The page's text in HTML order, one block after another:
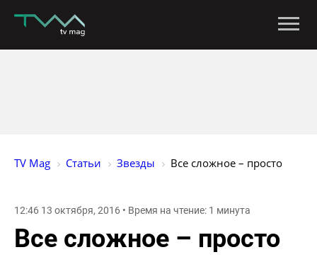
TV Mag Статьи Звезды Все сложное – просто
12:46 13 октября, 2016 • Время на чтение: 1 минута
Все сложное – просто